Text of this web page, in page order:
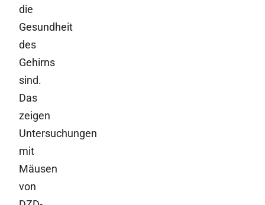
die
Gesundheit
des
Gehirns
sind.
Das
zeigen
Untersuchungen
mit
Mäusen
von